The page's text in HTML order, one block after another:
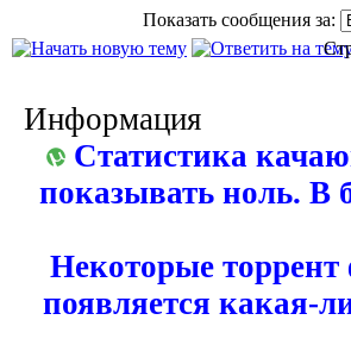
Показать сообщения за:
Информация
Статистика
показывать ноль. В
Некоторые
появляется какая-